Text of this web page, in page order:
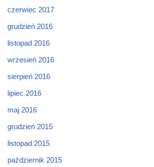
czerwiec 2017
grudzień 2016
listopad 2016
wrzesień 2016
sierpień 2016
lipiec 2016
maj 2016
grudzień 2015
listopad 2015
październik 2015